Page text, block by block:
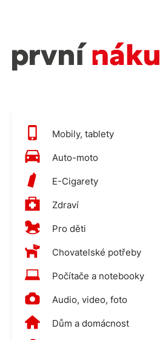
Mobily, tablety
Auto-moto
E-Cigarety
Zdraví
Pro děti
Chovatelské potřeby
Počítače a notebooky
Audio, video, foto
Dům a domácnost